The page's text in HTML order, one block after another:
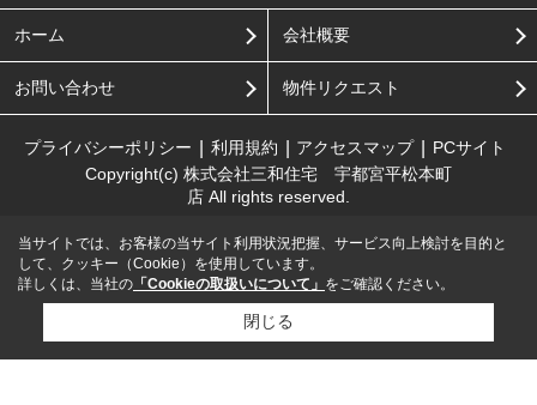
ホーム 会社概要
お問い合わせ 物件リクエスト
プライバシーポリシー 利用規約 アクセスマップ
PCサイト
Copyright(c) 株式会社三和住宅 宇都宮平松本町
店 All rights reserved.
当サイトでは、お客様の当サイト利用状況把握、サービス向上検討を目的と
して、クッキー（Cookie）を使用しています。
詳しくは、当社の 「Cookieの取扱いについて」 をご確認ください。
閉じる